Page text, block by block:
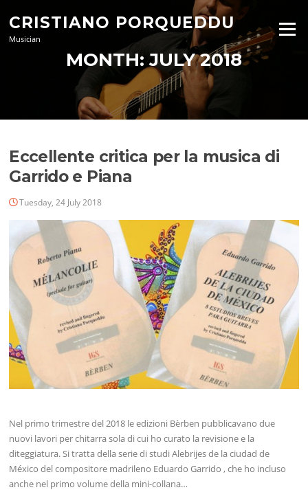
content
CRISTIANO PORQUEDDU
Musician
Menu
MONTH:JULY 2018
Eccellente critica per la musica di
Garrido e Piana
Tuesday, 24 July 2018
Nel primo trimestre del 2018 le edizioni Bèrben pubblicavano due
nuovi lavori per chitarra sola di cui ho curato la revisione e la
diteggiatura. Si tratta della serie di studi Alebrijes de la ciudad de
México del compositore madrileno Eduardo Garrido , che ho incluso
anche nel primo volume della mini-collana…